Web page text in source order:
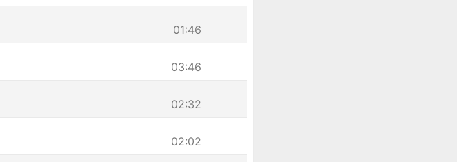
01:46
03:46
02:32
02:02